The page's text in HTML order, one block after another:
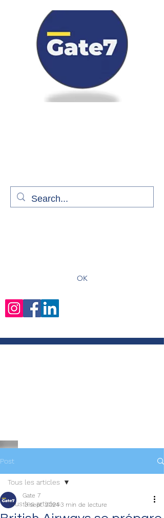
OK
Post
Tous les articles
Tous les articles
Gate 7
13 sept. 20243 min de lecture